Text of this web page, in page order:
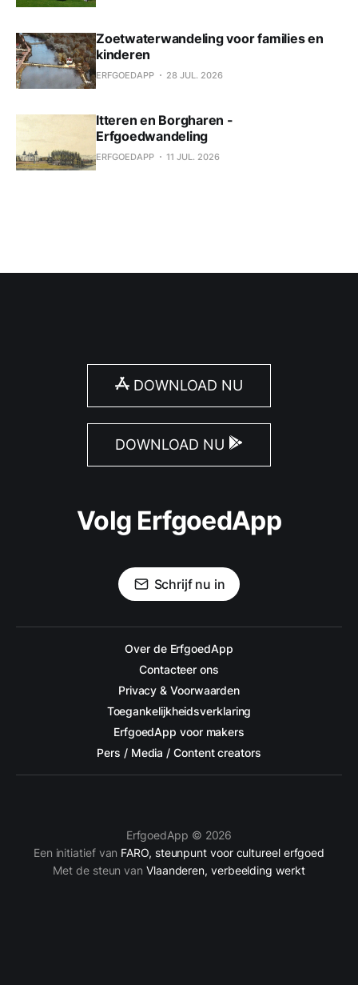
Zoetwaterwandeling voor families en
kinderen
ERFGOEDAPP 28 JUL. 2026
Itteren en Borgharen -
Erfgoedwandeling
ERFGOEDAPP 11 JUL. 2026
DOWNLOAD NU
DOWNLOAD NU
Volg ErfgoedApp
Schrijf nu in
Over de ErfgoedApp
Contacteer ons
Privacy & Voorwaarden
Toegankelijkheidsverklaring
ErfgoedApp voor makers
Pers / Media / Content creators
ErfgoedApp © 2026
Een initiatief van FARO, steunpunt voor cultureel erfgoed
Met de steun van Vlaanderen, verbeelding werkt